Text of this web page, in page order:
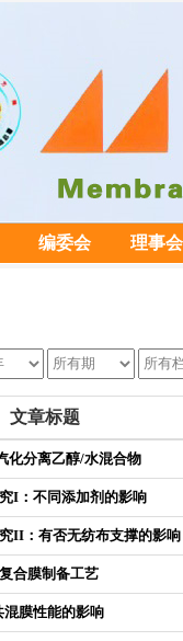
编委会 理事会
文章标题
化分离乙醇/水混合物
I：不同添加剂的影响
II：有否无纺布支撑的影响
合膜制备工艺
膜性能的影响